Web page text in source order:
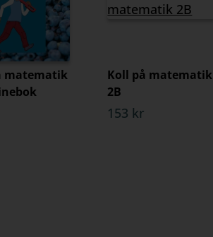
matematik
Koll på matematik
2B
153 kr